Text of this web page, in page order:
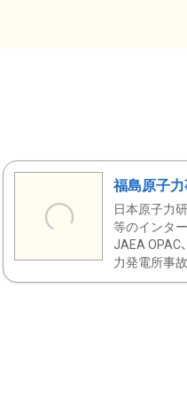
福島原子
日本原子力
等のインタ
JAEA OPAC
力発電所事